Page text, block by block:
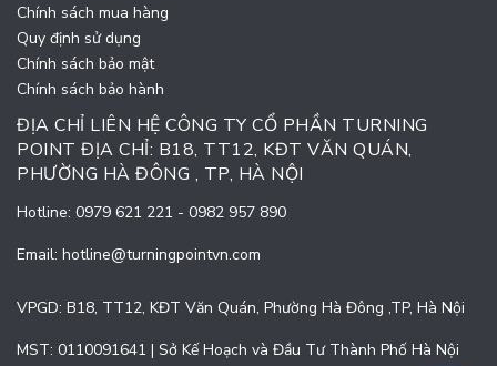
Chính sách mua hàng
Quy định sử dụng
Chính sách bảo mật
Chính sách bảo hành
ĐỊA CHỈ LIÊN HỆ CÔNG TY CỔ PHẦN TURNING
POINT ĐỊA CHỈ: B18, TT12, KĐT VĂN QUÁN,
PHƯỜNG HÀ ĐÔNG , TP, HÀ NỘI
Hotline: 0979 621 221 - 0982 957 890
Email: hotline@turningpointvn.com
VPGD: B18, TT12, KĐT Văn Quán, Phường Hà Đông ,TP, Hà Nội
MST: 0110091641 | Sở Kế Hoạch và Đầu Tư Thành Phố Hà Nội